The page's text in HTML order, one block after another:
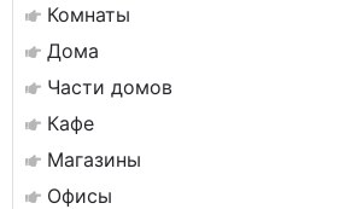
Комнаты
Дома
Части домов
Кафе
Магазины
Офисы